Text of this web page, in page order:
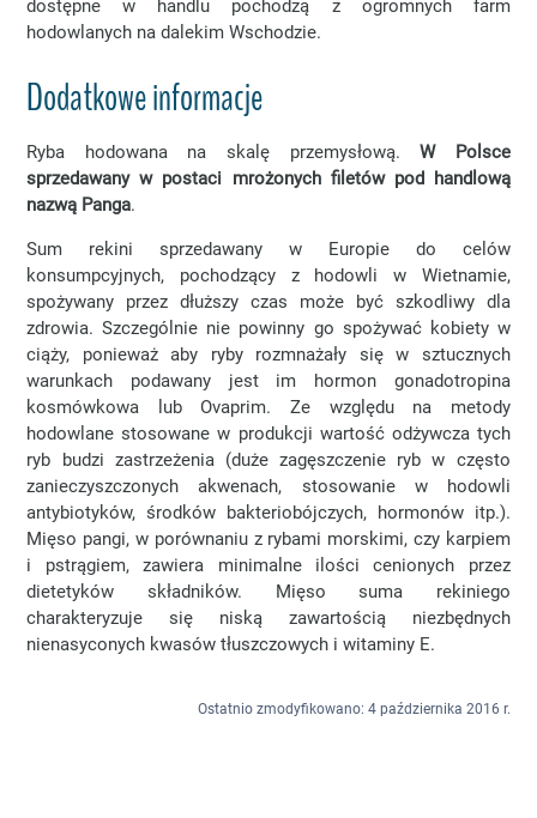
dostępne w handlu pochodzą z ogromnych farm
hodowlanych na dalekim Wschodzie.
Dodatkowe informacje
Ryba hodowana na skalę przemysłową.W Polsce
sprzedawany w postaci mrożonych filetów pod handlową
nazwą Panga.
Sum rekini sprzedawany w Europie do celów
konsumpcyjnych, pochodzący z hodowli w Wietnamie,
spożywany przez dłuższy czas może być szkodliwy dla
zdrowia. Szczególnie nie powinny go spożywać kobiety w
ciąży, ponieważ aby ryby rozmnażały się w sztucznych
warunkach podawany jest im hormon gonadotropina
kosmówkowa lub Ovaprim. Ze względu na metody
hodowlane stosowane w produkcji wartość odżywcza tych
ryb budzi zastrzeżenia (duże zagęszczenie ryb w często
zanieczyszczonych akwenach, stosowanie w hodowli
antybiotyków, środków bakteriobójczych, hormonów itp.).
Mięso pangi, w porównaniu z rybami morskimi, czy karpiem
i pstrągiem, zawiera minimalne ilości cenionych przez
dietetyków składników. Mięso suma rekiniego
charakteryzuje się niską zawartością niezbędnych
nienasyconych kwasów tłuszczowych i witaminy E.
Ostatnio zmodyfikowano: 4 października 2016 r.